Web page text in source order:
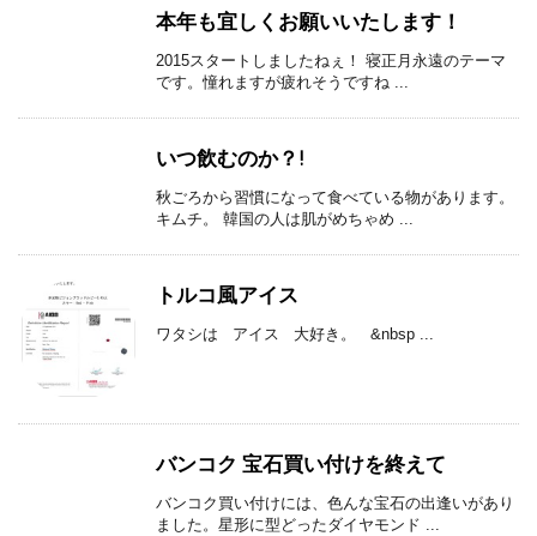
本年も宜しくお願いいたします！
2015スタートしましたねぇ！ 寝正月永遠のテーマ
です。憧れますが疲れそうですね ...
いつ飲むのか？!
秋ごろから習慣になって食べている物があります。
キムチ。 韓国の人は肌がめちゃめ ...
トルコ風アイス
ワタシは アイス 大好き。 &nbsp ...
バンコク 宝石買い付けを終えて
バンコク買い付けには、色んな宝石の出逢いがあり
ました。星形に型どったダイヤモンド ...